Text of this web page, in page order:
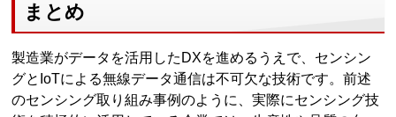
まとめ
製造業がデータを活用したDXを進めるうえで、センシン
グとIoTによる無線データ通信は不可欠な技術です。前述
のセンシング取り組み事例のように、実際にセンシング技